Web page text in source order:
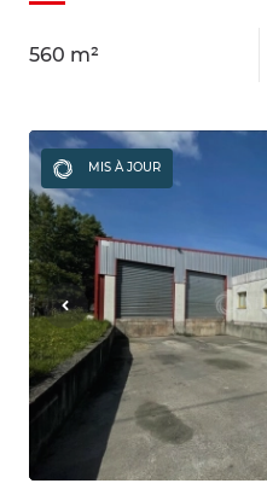
560 m²
MIS À JOUR